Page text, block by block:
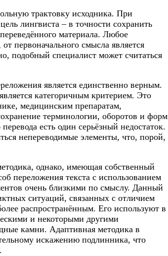
трактовку исходника. При
лингвиста – в точности сохранить
материала. Любое
первоначального смысла является
подобный специалист может считаться
является единственно верным.
категоричным критерием. Это
медицинским препаратам,
терминологии, оборотов и форм
есть один серьёзный недостаток.
непереводимые элементы, что, порой,
однако, имеющая собственный
переложения текста с использованием
очень близкими по смыслу. Данный
ситуаций, связанных с отличием
распространённым. Его используют в
и некоторыми другими
камни. Адаптивная методика в
искажению подлинника, что